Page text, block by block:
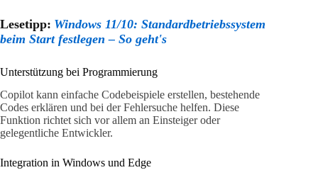
Lesetipp: Windows 11/10: Standardbetriebssystem
beim Start festlegen – So geht's
Unterstützung bei Programmierung
Copilot kann einfache Codebeispiele erstellen, bestehende
Codes erklären und bei der Fehlersuche helfen. Diese
Funktion richtet sich vor allem an Einsteiger oder
gelegentliche Entwickler.
Integration in Windows und Edge